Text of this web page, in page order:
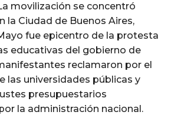
movilización se concentró
la Ciudad de Buenos Aires,
fue epicentro de la protesta
educativas del gobierno de
reclamaron por el
las universidades públicas y
presupuestarios
la administración nacional.